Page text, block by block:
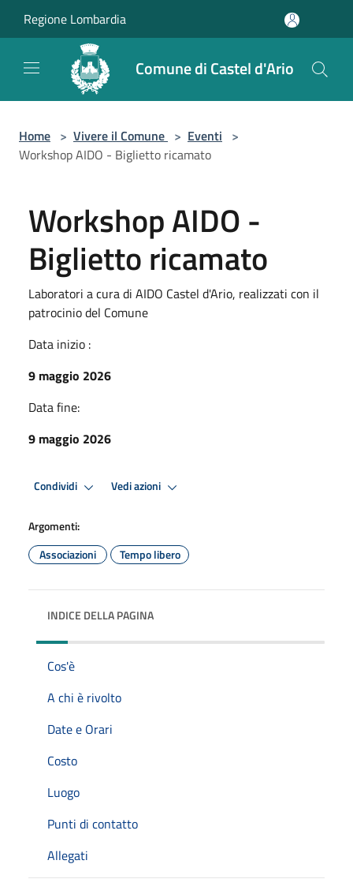
Regione Lombardia
Comune di Castel d'Ario
Home > Vivere il Comune > Eventi >
Workshop AIDO - Biglietto ricamato
Workshop AIDO -
Biglietto ricamato
Laboratori a cura di AIDO Castel d'Ario, realizzati con il
patrocinio del Comune
Data inizio :
9 maggio 2026
Data fine:
9 maggio 2026
Condividi Vedi azioni
Argomenti:
Associazioni
Tempo libero
INDICE DELLA PAGINA
Cos'è
A chi è rivolto
Date e Orari
Costo
Luogo
Punti di contatto
Allegati